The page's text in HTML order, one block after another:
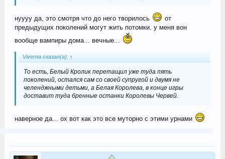
нуууу да, это смотря что до него творилось
от
предыдущих поколений могут жить потомки. у меня вон
вообще вампиры дома... вечные...
Viverna сказал(а): ↑
То есть, Белый Кролик перетащил уже туда пять
поколений, остался сам со своей супругой и двумя не
челенджными детьми, а Белая Королева, в конце игры
доставит туда бренные останки Королевы Червей.
наверное да... ох вот как это все муторно с этими урнами